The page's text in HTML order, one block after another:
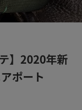
】2020年新
ポート